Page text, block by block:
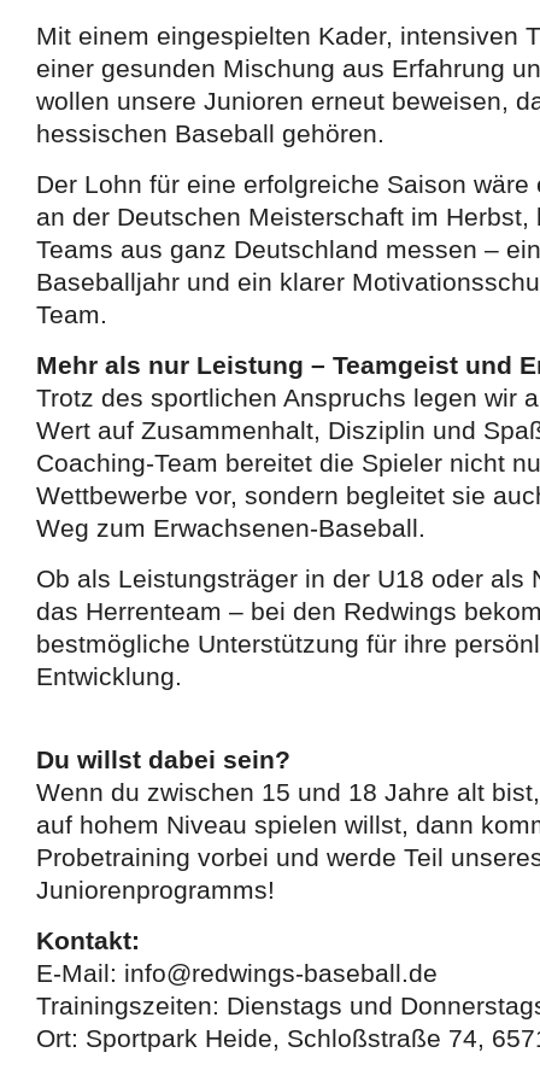
Mit einem eingespielten Kader, intensiven
einer gesunden Mischung aus Erfahrung
wollen unsere Junioren erneut beweisen,
hessischen Baseball gehören.
Der Lohn für eine erfolgreiche Saison wäre
an der Deutschen Meisterschaft im
Teams aus ganz Deutschland messen –
Baseballjahr und ein klarer
Team.
Mehr als nur Leistung – Teamgeist und
Trotz des sportlichen Anspruchs legen wir
Wert auf Zusammenhalt, Disziplin und
Coaching-Team bereitet die Spieler nicht
Wettbewerbe vor, sondern begleitet sie
Weg zum Erwachsenen-Baseball.
Ob als Leistungsträger in der U18 oder als
das Herrenteam – bei den Redwings
bestmögliche Unterstützung für ihre
Entwicklung.
Du willst dabei sein?
Wenn du zwischen 15 und 18 Jahre alt
auf hohem Niveau spielen willst, dann
Probetraining vorbei und werde Teil
Juniorenprogramms!
Kontakt:
E-Mail: info@redwings-baseball.de
Trainingszeiten: Dienstags und
Ort: Sportpark Heide, Schloßstraße 74,